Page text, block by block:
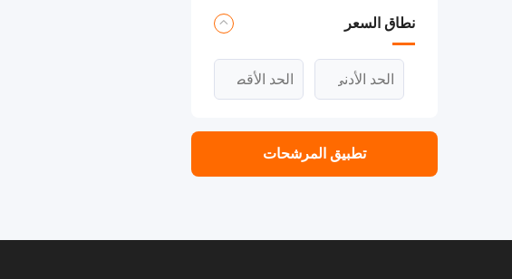
نطاق السعر
تطبيق المرشحات